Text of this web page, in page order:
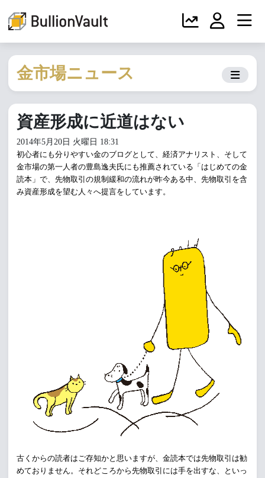
金市場ニュース
資産形成に近道はない
2014年5月20日 火曜日 18:31
初心者にも分りやすい金のブログとして、経済アナリスト、そして
金市場の第一人者の豊島逸夫氏にも推薦されている「 はじめての金
読本 」で、先物取引の規制緩和の流れが昨今ある中、先物取引を含
み資産形成を望む人々へ提言をしています。
古くからの読者はご存知かと思いますが、 金読本では先物取引 は勧
めておりません。 それどころから先物取引 には手を出すな、
といっ